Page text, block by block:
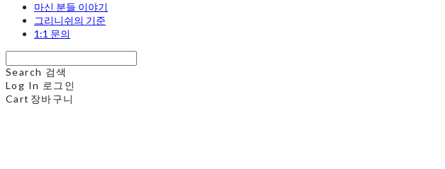
마신 분들 이야기
그리니쉬의 기준
1:1 문의
Search 검색
Log In 로그인
Cart 장바구니